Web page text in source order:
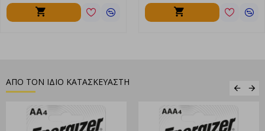
ΑΠΟ ΤΟΝ ΙΔΙΟ ΚΑΤΑΣΚΕΥΑΣΤΗ